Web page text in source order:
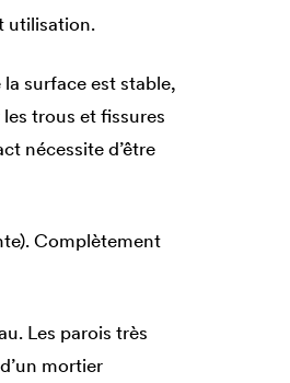
utilisation.
surface est stable,
trous et fissures
nécessite d’être
Complètement
Les parois très
mortier